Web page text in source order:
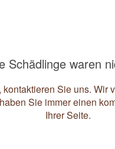
Schädlinge waren
Sie uns. Wir
Sie immer einen
Ihrer Seite.